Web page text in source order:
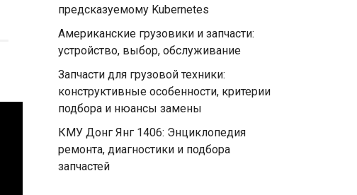
предсказуемому Kubernetes
Американские грузовики и запчасти:
устройство, выбор, обслуживание
Запчасти для грузовой техники:
конструктивные особенности, критерии
подбора и нюансы замены
КМУ Донг Янг 1406: Энциклопедия
ремонта, диагностики и подбора
запчастей